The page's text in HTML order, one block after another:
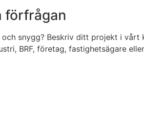
förfrågan
snygg? Beskriv ditt projekt i vårt
BRF, företag, fastighetsägare